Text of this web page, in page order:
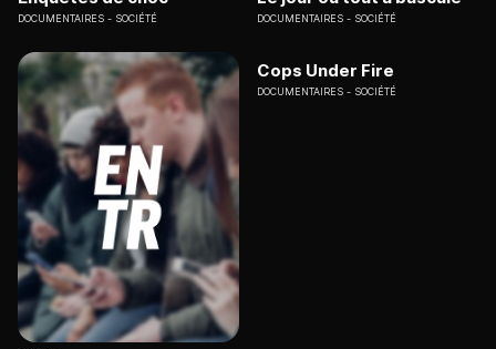
DOCUMENTAIRES SOCIÉTÉ DOCUMENTAIRES SOCIÉTÉ
Cops Under Fire
DOCUMENTAIRES SOCIÉTÉ